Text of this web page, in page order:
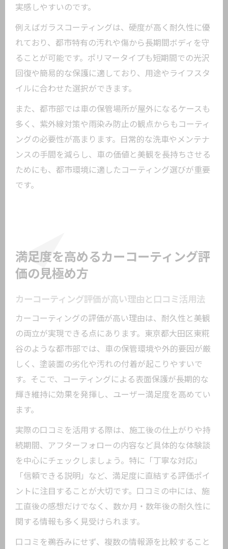
実感しやすいのです。
例えばガラスコーティングは、硬度が高く耐久性に優
れており、都市特有の汚れや傷から長期間ボディを守
ることが可能です。ポリマータイプも短期間での光沢
回復や簡易的な保護に適しており、用途やライフスタ
イルに合わせた選択ができます。
また、都市部では車の保管場所が屋外になるケースも
多く、紫外線対策や雨染み防止の観点からもコーティ
ングの必要性が高まります。日常的な洗車やメンテナ
ンスの手間を減らし、車の価値と美観を長持ちさせる
ためにも、都市環境に適したコーティング選びが重要
です。
満足度を高めるカーコーティング評
価の見極め方
カーコーティング評価が高い理由と口コミ活用法
カーコーティングの評価が高い理由は、耐久性と美観
の両立が実現できる点にあります。東京都大田区東糀
谷のような都市部では、車の保管環境や外的要因が厳
しく、塗装面の劣化や汚れの付着が起こりやすいで
す。そこで、コーティングによる表面保護が長期的な
輝き維持に効果を発揮し、ユーザー満足度を高めてい
ます。
実際の口コミを活用する際は、施工後の仕上がりや持
続期間、アフターフォローの内容など具体的な体験談
を中心にチェックしましょう。特に「丁寧な対応」
「信頼できる説明」など、満足度に直結する評価ポイ
ントに注目することが大切です。口コミの中には、施
工直後の感想だけでなく、数か月・数年後の耐久性に
関する情報も多く見受けられます。
口コミを鵜呑みにせず、複数の情報源を比較すること